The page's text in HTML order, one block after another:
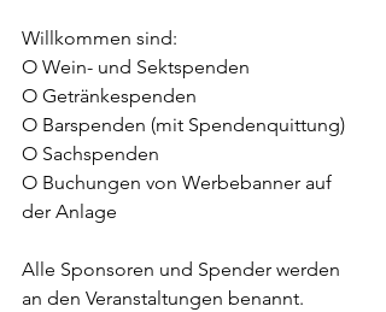
Willkommen sind:
O Wein- und Sektspenden
O Getränkespenden
O Barspenden (mit Spendenquittung)
O Sachspenden
O Buchungen von Werbebanner auf
der Anlage
Alle Sponsoren und Spender werden
an den Veranstaltungen benannt.